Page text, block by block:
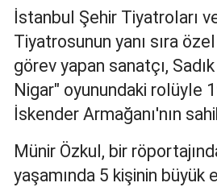
İstanbul Şehir Tiyatroları
Tiyatrosunun yanı sıra
görev yapan sanatçı,
Nigar" oyunundaki rolüyle
İskender Armağanı'nın
Münir Özkul, bir
yaşamında 5 kişinin büyük